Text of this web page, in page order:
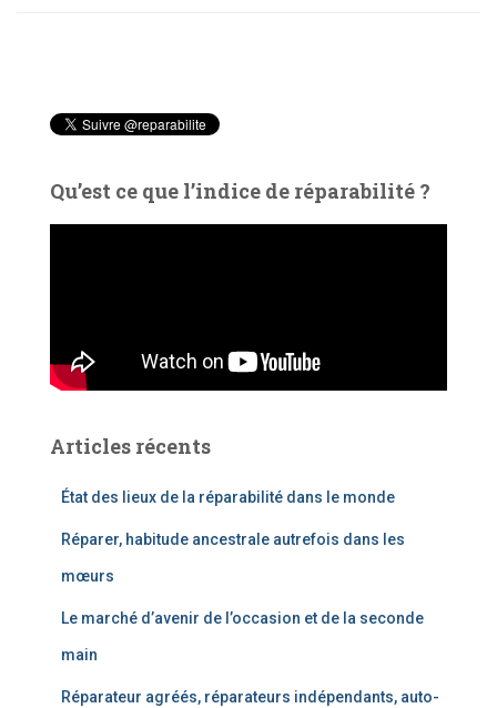
Qu’est ce que l’indice de réparabilité ?
Articles récents
État des lieux de la réparabilité dans le monde
Réparer, habitude ancestrale autrefois dans les
mœurs
Le marché d’avenir de l’occasion et de la seconde
main
Réparateur agréés, réparateurs indépendants, auto-